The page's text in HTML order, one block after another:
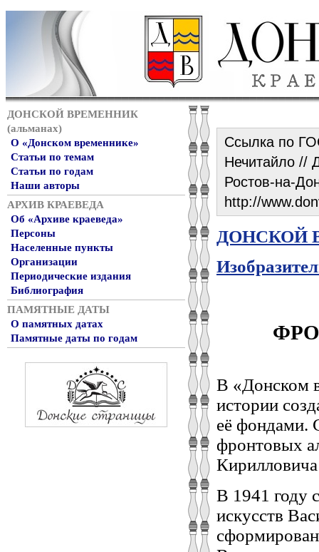
ДОНСКОЙ ВРЕМЕННИК
(альманах)
О «Донском временнике»
Статьи по темам
Статьи по годам
Наши авторы
АРХИВ КРАЕВЕДА
Об «Архиве краеведа»
Персоны
Населенные пункты
Организации
Периодические издания
Библиография
ПАМЯТНЫЕ ДАТЫ
О памятных датах
Памятные даты по годам
Ссылка по
Нечитайло //
Ростов-на-
http://
ДОНСКОЙ
В «Донском
истории
её фондами.
фронтовых
В 1941 году
искусств